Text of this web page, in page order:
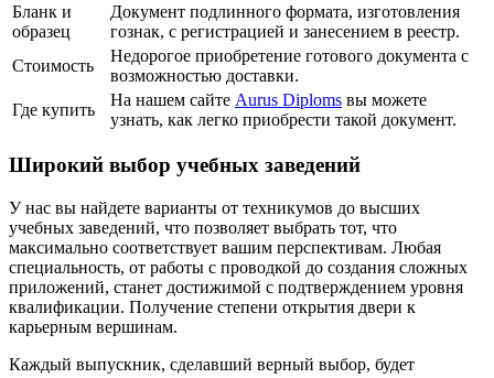
Бланк и
образец
Документ подлинного формата, изготовления
гознак, с регистрацией и занесением в реестр.
Стоимость
Недорогое приобретение готового документа с
возможностью доставки.
Где купить
На нашем сайте Aurus Diploms вы можете
узнать, как легко приобрести такой документ.
Широкий выбор учебных заведений
У нас вы найдете варианты от техникумов до высших
учебных заведений, что позволяет выбрать тот, что
максимально соответствует вашим перспективам. Любая
специальность, от работы с проводкой до создания сложных
приложений, станет достижимой с подтверждением уровня
квалификации. Получение степени открытия двери к
карьерным вершинам.
Каждый выпускник, сделавший верный выбор, будет